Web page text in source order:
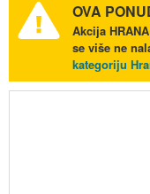
OVA
Akcija
se više ne
kategoriju